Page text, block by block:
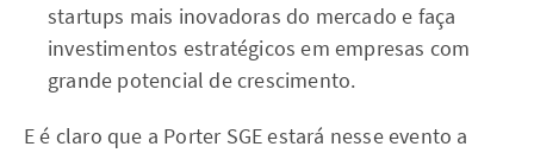
startups mais inovadoras do mercado e faça
investimentos estratégicos em empresas com
grande potencial de crescimento.
E é claro que a Porter SGE estará nesse evento a